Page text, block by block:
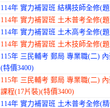
114年 實力補習班 結構技師全修(
114年 實力補習班 土木普考全修(
114年 實力補習班 土木高考全修(
114年 實力補習班 土木技師全修(
115年 三民輔考 郵局 專業職(二)
(特價3400)
115年 三民輔考 郵局 專業職(二)
課程(17片裝)(特價3400)
114年 實力補習班 土木普考全修(